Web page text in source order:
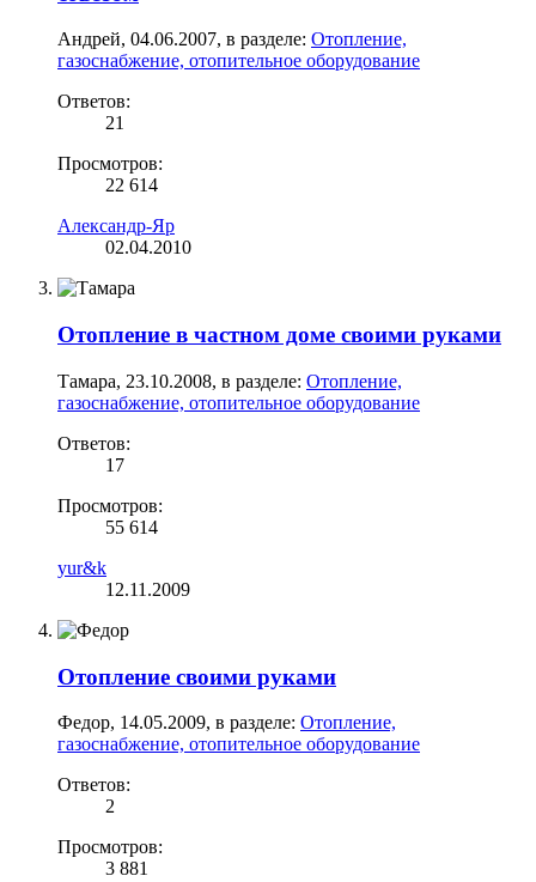
Андрей, 04.06.2007, в разделе: Отопление,
газоснабжение, отопительное оборудование
Ответов:
21
Просмотров:
22 614
Александр-Яр
02.04.2010
Отопление в частном доме своими руками
Тамара, 23.10.2008, в разделе: Отопление,
газоснабжение, отопительное оборудование
Ответов:
17
Просмотров:
55 614
yur&k
12.11.2009
Отопление своими руками
Федор, 14.05.2009, в разделе: Отопление,
газоснабжение, отопительное оборудование
Ответов:
2
Просмотров:
3 881